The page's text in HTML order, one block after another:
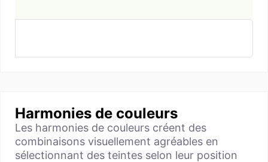
Harmonies de couleurs
Les harmonies de couleurs créent des
combinaisons visuellement agréables en
sélectionnant des teintes selon leur position